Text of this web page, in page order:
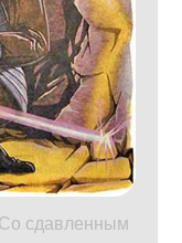
сдавленным